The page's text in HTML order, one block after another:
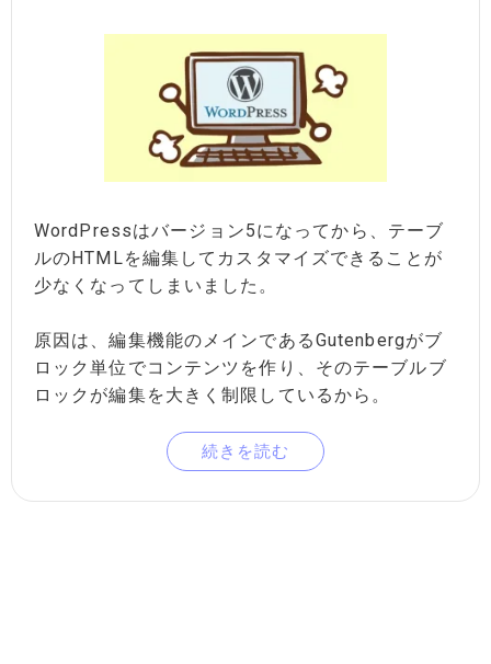
WordPressはバージョン5になってから、テーブ
ルのHTMLを編集してカスタマイズできることが
少なくなってしまいました。
原因は、編集機能のメインであるGutenbergがブ
ロック単位でコンテンツを作り、そのテーブルブ
ロックが編集を大きく制限しているから。
続きを読む